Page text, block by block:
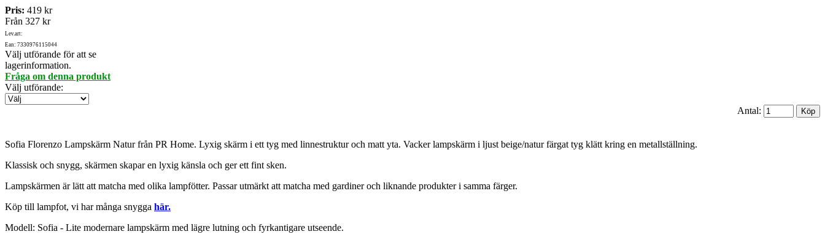
Pris: 419 kr
Från 327 kr
Lev.art:
Ean: 7330976115044
Välj utförande för att se
lagerinformation.
Fråga om denna produkt
Välj utförande:
Antal:
Sofia Florenzo Lampskärm Natur från PR Home. Lyxig skärm i ett tyg med linnestruktur och matt yta. Vacker lampskärm i ljust beige/natur färgat tyg klätt kring en metallställning.
Klassisk och snygg, skärmen skapar en lyxig känsla och ger ett fint sken.
Lampskärmen är lätt att matcha med olika lampfötter. Passar utmärkt att matcha med gardiner och liknande produkter i samma färger.
Köp till lampfot, vi har många snygga här.
Modell: Sofia - Lite modernare lampskärm med lägre lutning och fyrkantigare utseende.